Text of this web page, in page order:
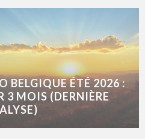
BELGIQUE ÉTÉ 2026 :
3 MOIS (DERNIÈRE